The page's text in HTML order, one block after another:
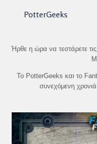
PotterGeeks
Ήρθε η ώρα να τεστάρετε
Το PotterGeeks και το
συνεχόμενη